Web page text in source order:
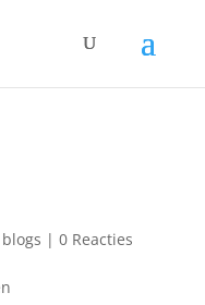
blogs | 0 Reacties